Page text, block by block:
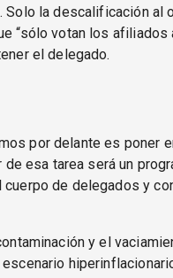
Solo la descalificación al
“sólo votan los
el delegado.
por delante es poner
esa tarea será un
de delegados y
y el